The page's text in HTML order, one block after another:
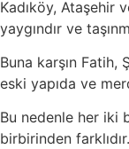
Kadıköy, Ataşehir
yaygındır ve
Buna karşın
eski yapıda ve
Bu nedenle her iki
birbirinden farklıdır.